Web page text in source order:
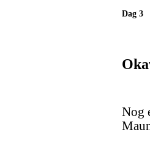
Dag 3
Nog